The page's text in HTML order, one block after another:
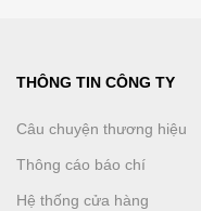
THÔNG TIN CÔNG TY
Câu chuyện thương hiệu
Thông cáo báo chí
Hệ thống cửa hàng